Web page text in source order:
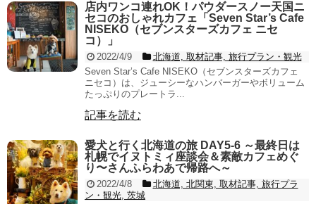
店内ワンコ連れOK！パウダースノー天国ニ
セコのおしゃれカフェ「Seven Star’s Cafe
NISEKO（セブンスターズカフェ ニセ
コ）」
2022/4/9
北海道, 取材記事, 旅行プラン・観光
Seven Star’s Cafe NISEKO（セブンスターズカフェ
ニセコ）は、ジューシーなハンバーガーやボリューム
たっぷりのプレートラ...
記事を読む
愛犬と行く北海道の旅 DAY5-6 ～最終日は
札幌でイヌトミィ座談会＆素敵カフェめぐ
り〜さんふらわあで帰路へ～
2022/4/8
北海道, 北関東, 取材記事, 旅行プラ
ン・観光, 茨城